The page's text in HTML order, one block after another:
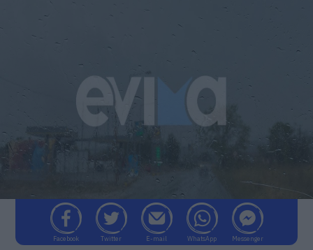
Facebook Twitter E-mail WhatsApp Messenger